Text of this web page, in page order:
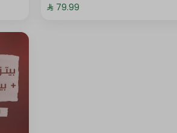
⁨⁦‪‬ 79.99⁩